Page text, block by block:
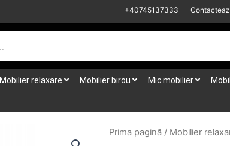
+40745137333
Mobilier relaxare Mobilier birou Mic mobilier
Prima pagină / Mobilier